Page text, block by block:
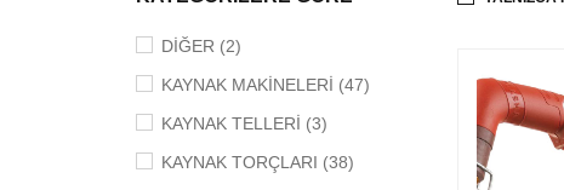
DİĞER (2)
KAYNAK MAKİNELERİ (47)
KAYNAK TELLERİ (3)
KAYNAK TORÇLARI (38)